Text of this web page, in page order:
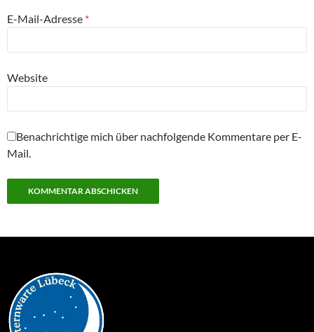
E-Mail-Adresse *
Website
Benachrichtige mich über nachfolgende Kommentare per E-
Mail.